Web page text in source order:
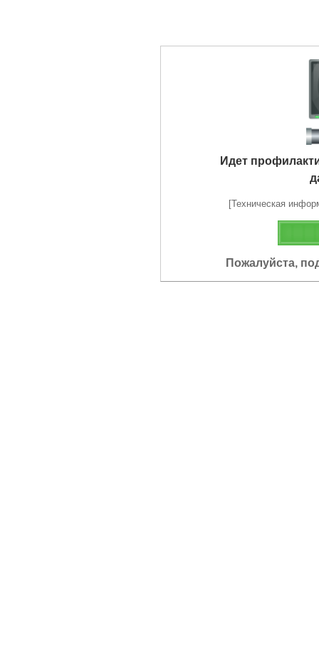
Идет
[Техническая
Пожалуйста,